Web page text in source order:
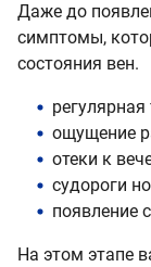
Даже до
симптомы,
состояния вен.
ощущение
отеки к
судороги
появление
На этом этапе